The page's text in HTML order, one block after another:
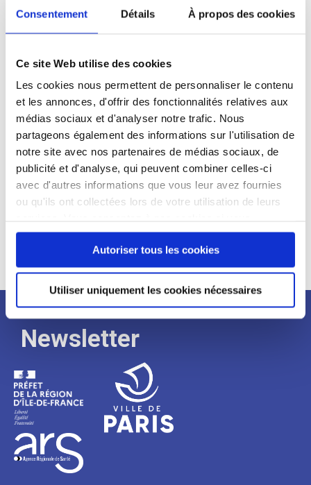
Consentement Détails À propos des cookies
Ce site Web utilise des cookies
Les cookies nous permettent de personnaliser le contenu
et les annonces, d'offrir des fonctionnalités relatives aux
médias sociaux et d'analyser notre trafic. Nous
partageons également des informations sur l'utilisation de
notre site avec nos partenaires de médias sociaux, de
publicité et d'analyse, qui peuvent combiner celles-ci
avec d'autres informations que vous leur avez fournies
ou qu'ils ont collectées lors de votre utilisation de leurs
continuez à utiliser notre site Web.
Autoriser tous les cookies
Utiliser uniquement les cookies nécessaires
candidat
Qualifications et diplômes :
Profil recherché :
Expérience :
Processus
de
recrutement
Newsletter